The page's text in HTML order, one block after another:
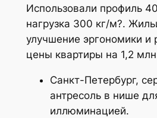
Использовали профиль
нагрузка 300 кг/м?.
улучшение эргономики и
цены квартиры на 1,2
Санкт-Петербург,
антресоль в нише
иллюминацией.